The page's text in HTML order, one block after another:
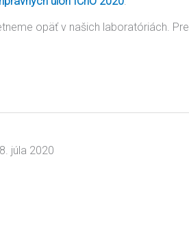
opäť v našich laboratóriách. Pre
8. júla 2020